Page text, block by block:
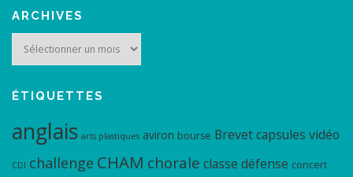
ARCHIVES
ÉTIQUETTES
anglais arts plastiques aviron bourse Brevetcapsules vidéo
CDI challenge CHAM chorale classe défense concert